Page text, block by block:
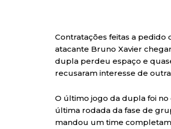
Contratações feitas a pedido
atacante Bruno Xavier
dupla perdeu espaço e
recusaram interesse de
O último jogo da dupla foi no
última rodada da fase de
mandou um time